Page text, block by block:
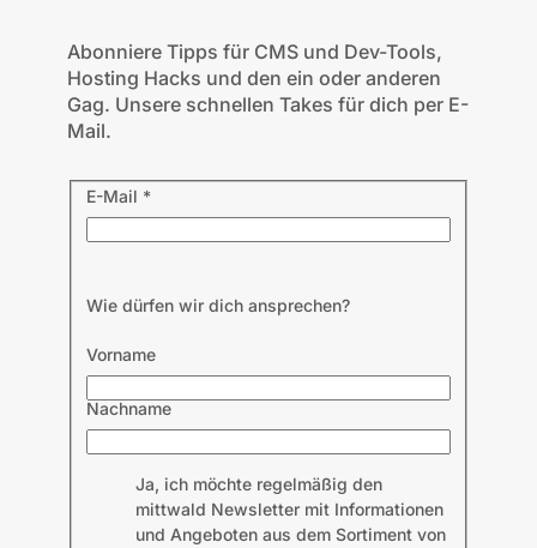
Abonniere Tipps für CMS und Dev-Tools,
Hosting Hacks und den ein oder anderen
Gag. Unsere schnellen Takes für dich per E-
Mail.
E-Mail *
Wie dürfen wir dich ansprechen?
Vorname
Nachname
Ja, ich möchte regelmäßig den
mittwald Newsletter mit Informationen
und Angeboten aus dem Sortiment von